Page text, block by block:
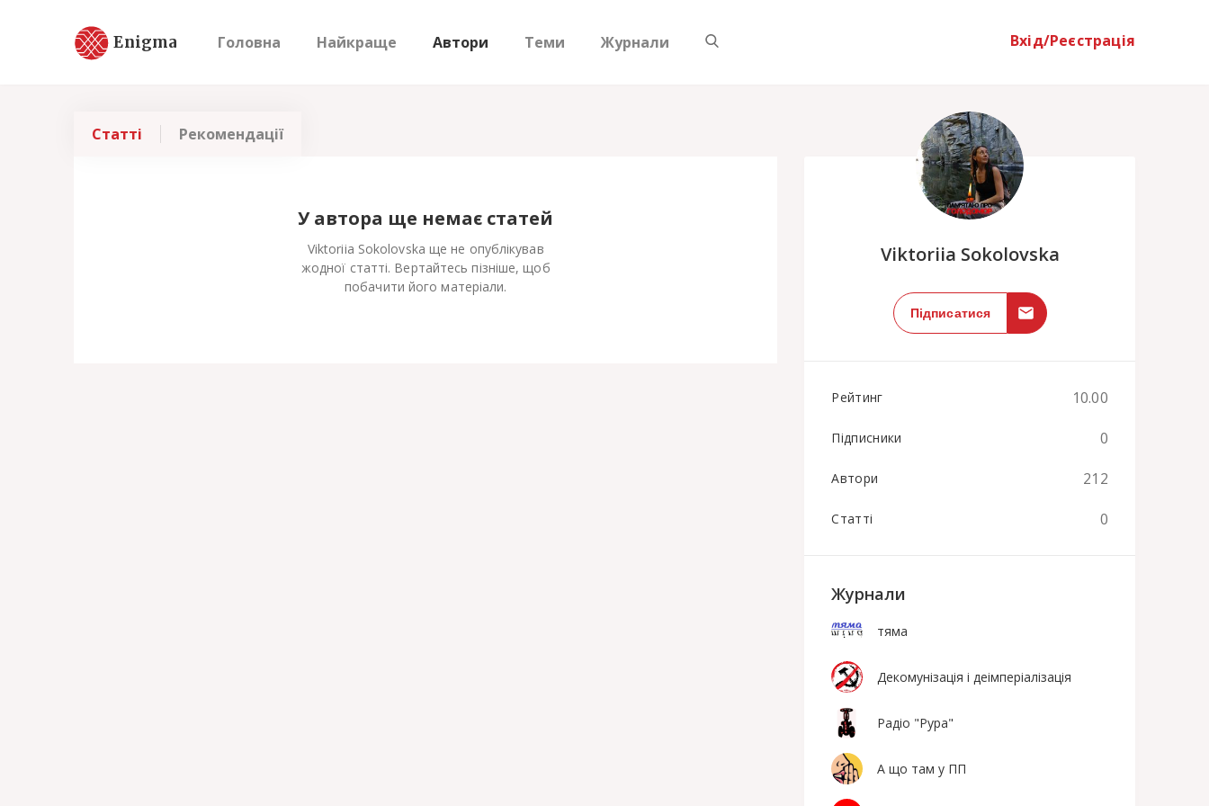
Enigma Головна Найкраще Автори Теми Журнали Вхід/Реєстрація
Viktoriia Sokolovska
Підписатися
Рейтинг 10.00
Підписники 0
Автори 212
Статті 0
Журнали
тяма
Декомунізація і деімперіалізація
Радіо "Рура"
А що там у ПП
Статті Рекомендації
У автора ще немає статей
Viktoriia Sokolovska ще не опублікував
жодної статті. Вертайтесь пізніше, щоб
побачити його матеріали.